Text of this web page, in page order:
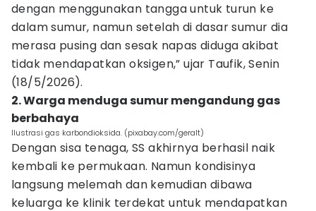
dengan menggunakan tangga untuk turun ke
dalam sumur, namun setelah di dasar sumur dia
merasa pusing dan sesak napas diduga akibat
tidak mendapatkan oksigen,” ujar Taufik, Senin
(18/5/2026).
2. Warga menduga sumur mengandung gas
berbahaya
Ilustrasi gas karbondioksida. (pixabay.com/geralt)
Dengan sisa tenaga, SS akhirnya berhasil naik
kembali ke permukaan. Namun kondisinya
langsung melemah dan kemudian dibawa
keluarga ke klinik terdekat untuk mendapatkan